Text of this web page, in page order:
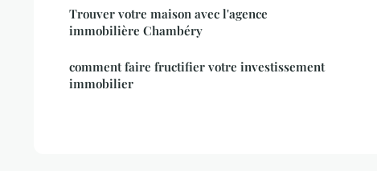
Trouver votre maison avec l'agence
immobilière Chambéry
comment faire fructifier votre investissement
immobilier